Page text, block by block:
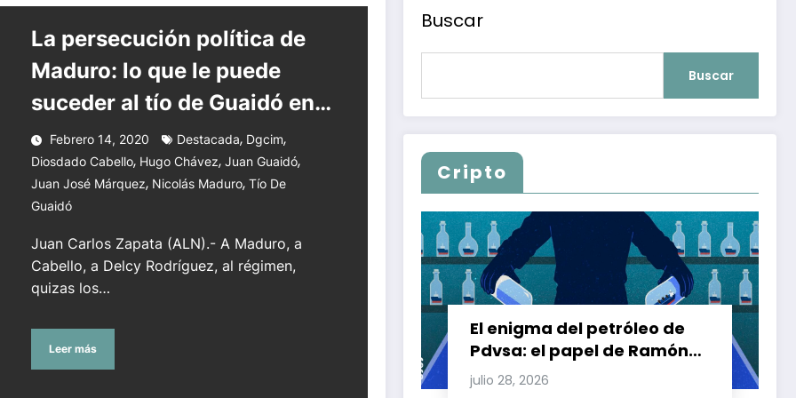
La persecución política de
Maduro: lo que le puede
suceder al tío de Guaidó en
Venezuela
Febrero 14, 2020 Destacada, Dgcim,
Diosdado Cabello, Hugo Chávez, Juan Guaidó,
Juan José Márquez, Nicolás Maduro, Tío De
Guaidó
Juan Carlos Zapata (ALN).- A Maduro, a
Cabello, a Delcy Rodríguez, al régimen,
quizas los…
Leer más
Buscar
Buscar
Cripto
El enigma del petróleo de
Pdvsa: el papel de Ramón
Carretero en el triángulo de
julio 28, 2026